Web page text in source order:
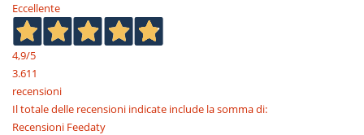
Eccellente
4,9/5
3.611
recensioni
Il totale delle recensioni indicate include la somma di:
Recensioni Feedaty